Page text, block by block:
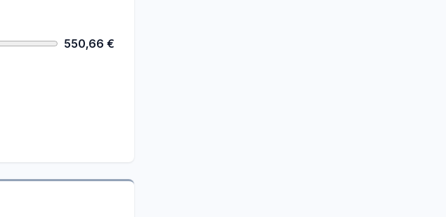
550,66 €